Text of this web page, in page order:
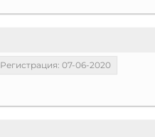
Регистрация: 07-06-2020